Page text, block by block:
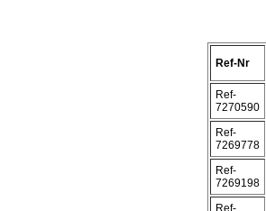
Ref-Nr
Ref-
7270590
Ref-
7269778
Ref-
7269198
Ref-